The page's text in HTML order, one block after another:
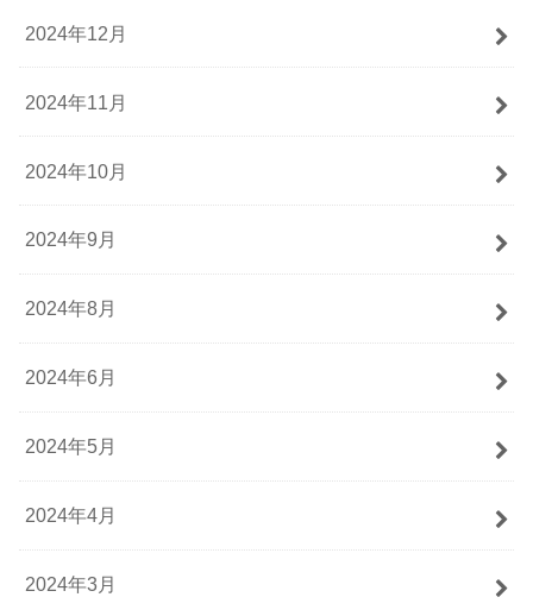
2024年12月
2024年11月
2024年10月
2024年9月
2024年8月
2024年6月
2024年5月
2024年4月
2024年3月